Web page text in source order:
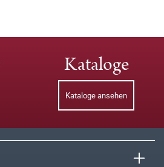
Kataloge
Kataloge ansehen